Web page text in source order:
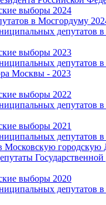
выборы 2024
в Мосгордуму
депутатов
выборы 2023
депутатов
Москвы - 2023
выборы 2022
депутатов в
выборы 2021
депутатов в
Московскую городскую
выборы 2020
депутатов